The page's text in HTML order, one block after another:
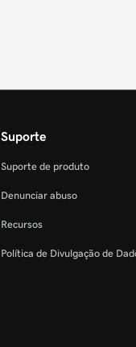
Suporte
Suporte de produto
Denunciar abuso
Recursos
Política de Divulgação de